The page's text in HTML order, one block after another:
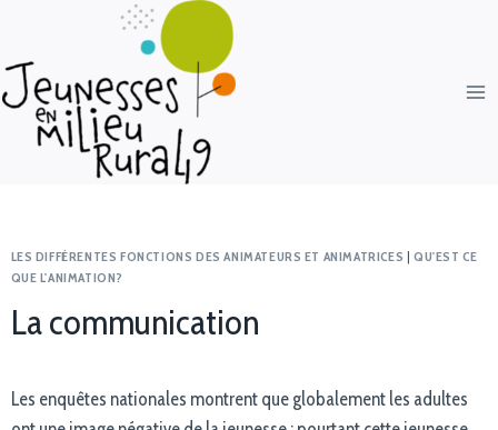
LES DIFFÉRENTES FONCTIONS DES ANIMATEURS ET ANIMATRICES |QU'EST CE
QUE L'ANIMATION?
La communication
Les enquêtes nationales montrent que globalement les adultes